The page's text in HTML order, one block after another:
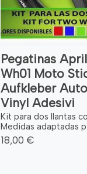
Pegatinas
Wh01 Moto
Aufkleber
Vinyl Adesivi
Kit para dos llantas
Medidas adaptadas
18,00 €